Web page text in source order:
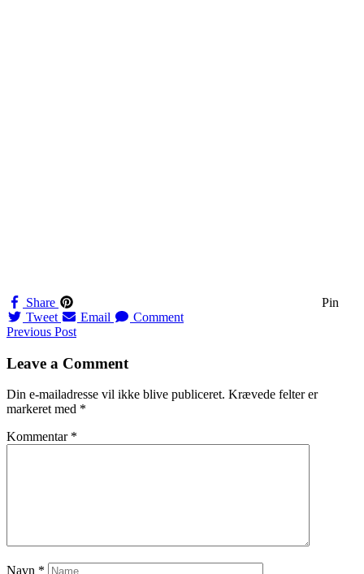
Share
Pin
Tweet
Email Comment
Navigation
til
Previous Post
Leave a Comment
Din e-mailadresse vil ikke blive publiceret. Krævede felter er
markeret med *
Kommentar *
Navn *